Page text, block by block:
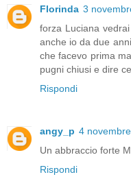
Florinda 3
forza Luciana
anche io da due
che facevo prima
pugni chiusi e dire
Rispondi
angy_p 4
Un abbraccio forte
Rispondi